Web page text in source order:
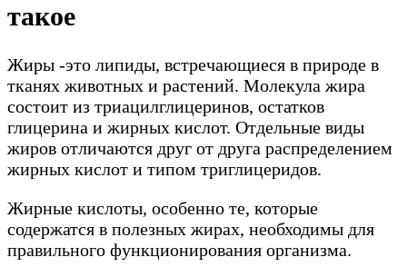
такое
Жиры -это липиды, встречающиеся в природе в
тканях животных и растений. Молекула жира
состоит из триацилглицеринов, остатков
глицерина и жирных кислот. Отдельные виды
жиров отличаются друг от друга распределением
жирных кислот и типом триглицеридов.
Жирные кислоты, особенно те, которые
содержатся в полезных жирах, необходимы для
правильного функционирования организма.